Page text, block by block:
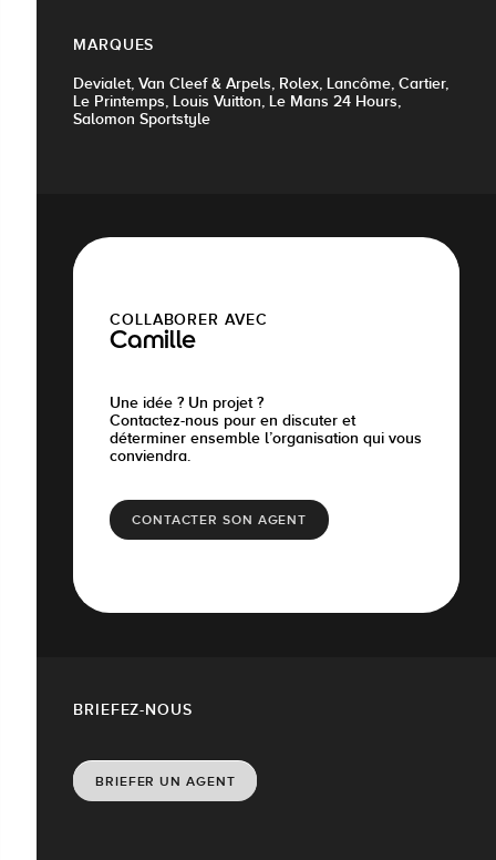
MARQUES
Devialet, Van Cleef & Arpels, Rolex, Lancôme, Cartier,
Le Printemps, Louis Vuitton, Le Mans 24 Hours,
Salomon Sportstyle
COLLABORER AVEC
Camille
Une idée ? Un projet ?
Contactez-nous pour en discuter et
déterminer ensemble l’organisation qui vous
conviendra.
CONTACTER SON AGENT
BRIEFEZ-NOUS
BRIEFER UN AGENT